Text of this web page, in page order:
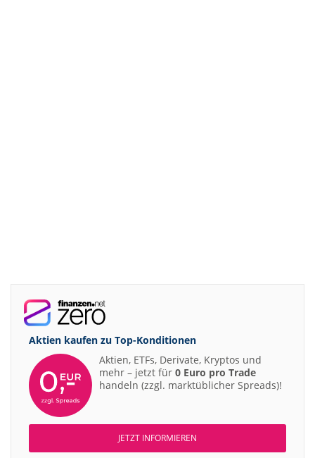
Aktien kaufen zu Top-Konditionen
Aktien, ETFs, Derivate, Kryptos und
mehr – jetzt für 0 Euro pro Trade
handeln (zzgl. marktüblicher Spreads)!
JETZT INFORMIEREN